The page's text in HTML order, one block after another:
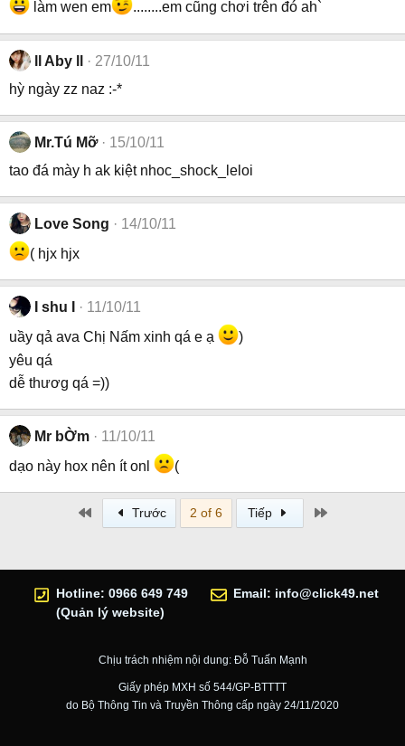
làm wen em
........em cũng chơi trên đó ah`
ll Aby ll
27/10/11
hỳ ngày zz naz :-*
Mr.Tú Mỡ
15/10/11
tao đá mày h ak kiệt nhoc_shock_leloi
Love Song
14/10/11
( hjx hjx
I shu I
11/10/11
uầy qả ava Chị Nấm xinh qá e ạ
)
yêu qá
dễ thươg qá =))
Mr bỜm
11/10/11
dạo này hox nên ít onl
(
Trước 2 of 6 Tiếp
Hotline: 0966 649 749
(Quản lý website)
Email: info@click49.net
Chịu trách nhiệm nội dung: Đỗ Tuấn Mạnh
Giấy phép MXH số 544/GP-BTTTT
do Bộ Thông Tin và Truyền Thông cấp ngày 24/11/2020